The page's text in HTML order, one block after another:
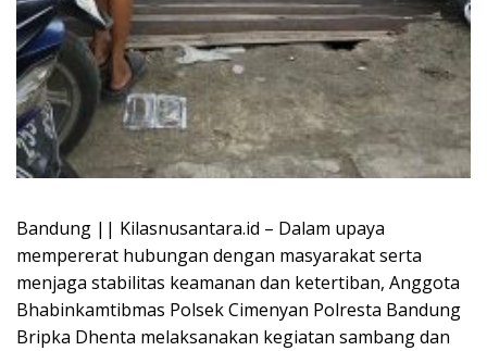
Bandung || Kilasnusantara.id – Dalam upaya
mempererat hubungan dengan masyarakat serta
menjaga stabilitas keamanan dan ketertiban, Anggota
Bhabinkamtibmas Polsek Cimenyan Polresta Bandung
Bripka Dhenta melaksanakan kegiatan sambang dan